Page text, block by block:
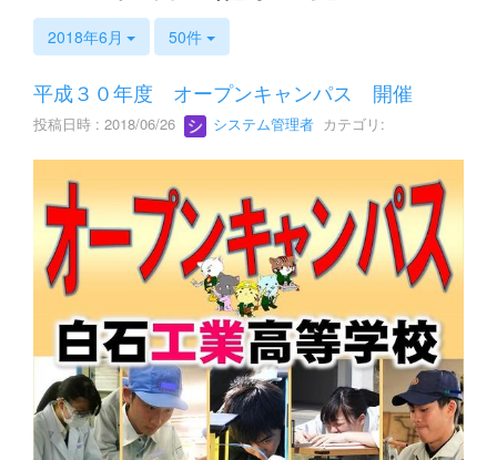
2018年6月 50件
平成３０年度 オープンキャンパス 開催
投稿日時 : 2018/06/26 システム管理者 カテゴリ: